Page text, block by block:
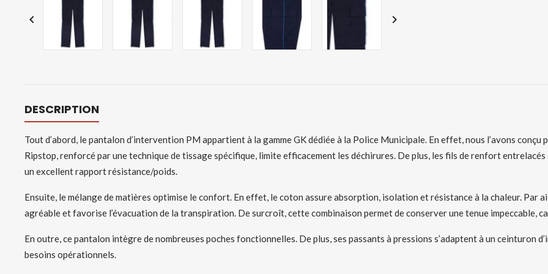
 
DESCRIPTION
Tout d’abord, le pantalon d’intervention PM appartient à la gamme GK dédiée à la Police Municipale. En effet, nous l’avons
Ripstop, renforcé par une technique de tissage spécifique, limite efficacement les déchirures. De plus, les fils de renfort
un excellent rapport résistance/poids.
Ensuite, le mélange de matières optimise le confort. En effet, le coton assure absorption, isolation et résistance à la chaleur. Par
agréable et favorise l’évacuation de la transpiration. De surcroît, cette combinaison permet de conserver une tenue impeccable,
En outre, ce pantalon intègre de nombreuses poches fonctionnelles. De plus, ses passants à pressions s’adaptent à un ceinturon
besoins opérationnels.